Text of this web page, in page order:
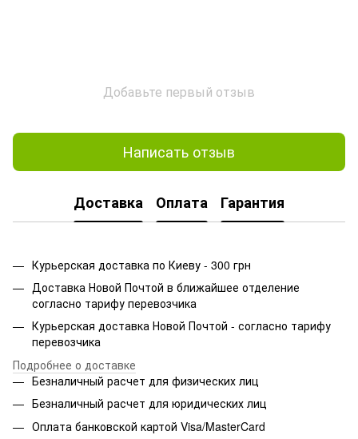
Добавьте первый отзыв
Написать отзыв
Доставка Оплата Гарантия
Курьерская доставка по Киеву - 300 грн
Доставка Новой Почтой в ближайшее отделение
согласно тарифу перевозчика
Курьерская доставка Новой Почтой - согласно тарифу
перевозчика
Подробнее о доставке
Безналичный расчет для физических лиц
Безналичный расчет для юридических лиц
Оплата банковской картой Visa/MasterCard